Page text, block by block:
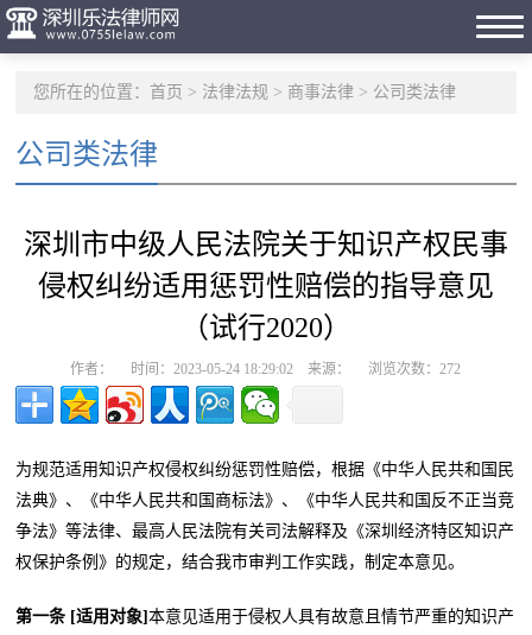
您所在的位置： 首页 > 法律法规 > 商事法律 > 公司类法律
公司类法律
深圳市中级人民法院关于知识产权民事
侵权纠纷适用惩罚性赔偿的指导意见
（试行2020）
作者： 时间：2023-05-24 18:29:02 来源： 浏览次数：272
为规范适用知识产权侵权纠纷惩罚性赔偿，根据《中华人民共和国民
法典》、《中华人民共和国商标法》、《中华人民共和国反不正当竞
争法》等法律、最高人民法院有关司法解释及《深圳经济特区知识产
权保护条例》的规定，结合我市审判工作实践，制定本意见。
第一条 [适用对象]本意见适用于侵权人具有故意且情节严重的知识产